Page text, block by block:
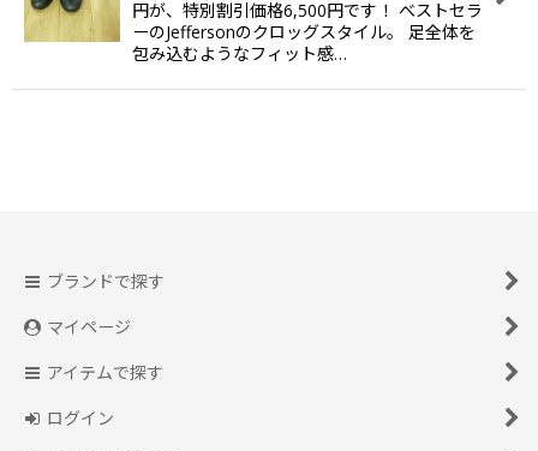
円が、特別割引価格6,500円です！ べストセラ
ーのJeffersonのクロッグスタイル。 足全体を
包み込むようなフィット感…
ブランドで探す
マイページ
アイテムで探す
ログイン